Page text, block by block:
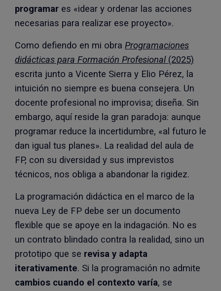
programar es «idear y ordenar las acciones
necesarias para realizar ese proyecto».
Como defiendo en mi obra Programaciones
didácticas para Formación Profesional(2025)
escrita junto a Vicente Sierra y Elio Pérez, la
intuición no siempre es buena consejera. Un
docente profesional no improvisa; diseña. Sin
embargo, aquí reside la gran paradoja: aunque
programar reduce la incertidumbre, «al futuro le
dan igual tus planes». La realidad del aula de
FP, con su diversidad y sus imprevistos
técnicos, nos obliga a abandonar la rigidez.
La programación didáctica en el marco de la
nueva Ley de FP debe ser un documento
flexible que se apoye en la indagación. No es
un contrato blindado contra la realidad, sino un
prototipo que se revisa y adapta
iterativamente. Si la programación no admite
cambios cuando el contexto varía, se